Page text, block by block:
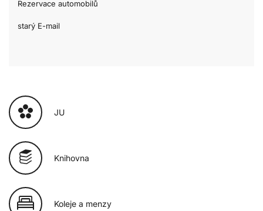
Rezervace automobilů
starý E-mail
JU
Knihovna
Koleje a menzy